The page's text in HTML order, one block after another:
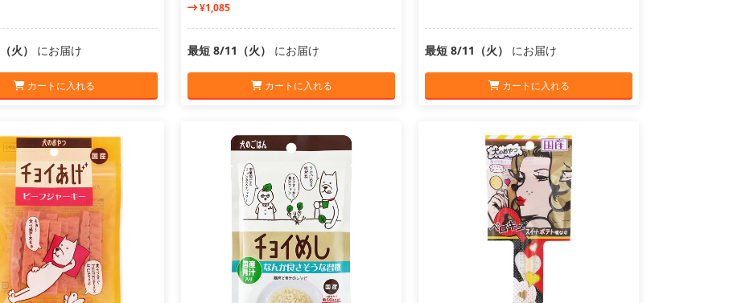
火） にお届け
カートに入れる
¥1,085
最短 8/11（火） にお届け
カートに入れる
最短 8/11（火） にお届け
カートに入れる